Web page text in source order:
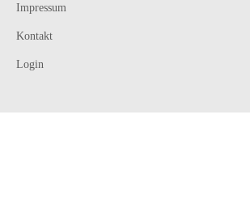
Impressum
Kontakt
Login